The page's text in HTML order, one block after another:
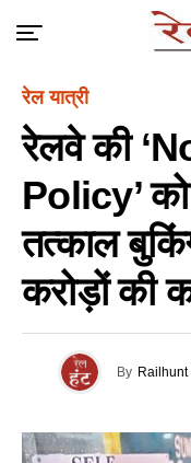
रेल यात्री
रेलवे की
Policy’ को
तत्काल
करोड़ों की
By